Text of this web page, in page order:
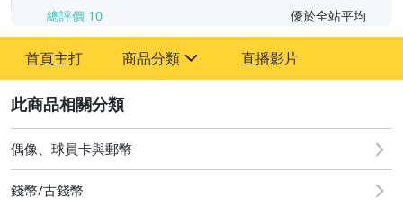
總評價 10 優於全站平均
首頁主打 商品分類
圖書/影音/文具
古董、藝術與礦石
直播影片
偶像、球員卡與郵幣
錢幣/古錢幣